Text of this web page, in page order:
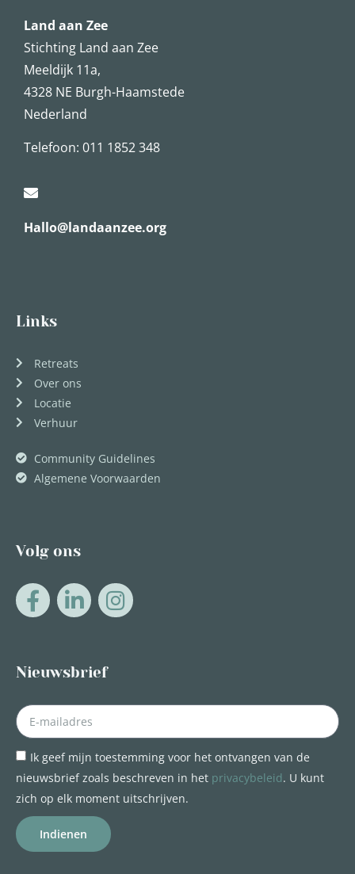
Land aan Zee
Stichting Land aan Zee
Meeldijk 11a,
4328 NE Burgh-Haamstede
Nederland
Telefoon: 011 1852 348
Hallo@landaanzee.org
Links
Retreats
Over ons
Locatie
Verhuur
Community Guidelines
Algemene Voorwaarden
Volg ons
Nieuwsbrief
Ik geef mijn toestemming voor het ontvangen van de
nieuwsbrief zoals beschreven in het privacybeleid. U kunt
zich op elk moment uitschrijven.
Indienen